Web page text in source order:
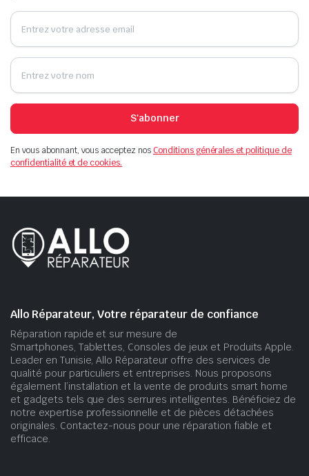
S'abonner
En vous abonnant, vous acceptez nosConditions générales et politique de
confidentialité et de cookies.
Allo Réparateur, Votre réparateur de confiance
Réparation rapide et sur mesure de
Smartphones, Tablettes, Consoles de jeux et Produits Apple.
Leader en Tunisie, Allo Réparateur offre des services de
qualité pour particuliers et entreprises. Nous proposons
également l’installation et la vente de produits smart home
et gadgets tels que des serrures intelligentes. Bénéficiez de
notre expertise professionnelle et de pièces détachées
originales. Contactez-nous pour une réparation fiable et
efficace.